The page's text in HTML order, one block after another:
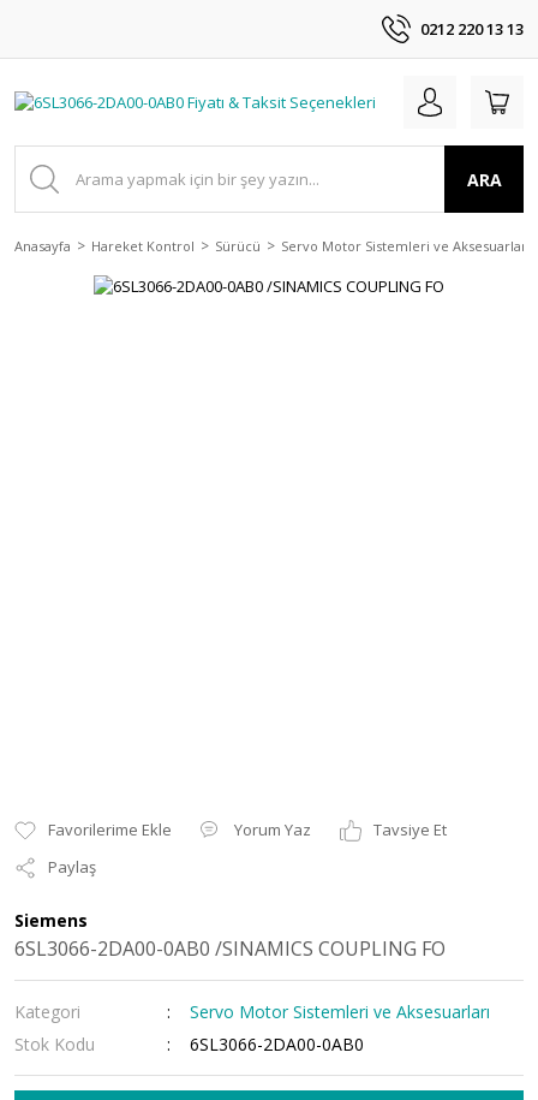
0212 220 13 13
ARA
Anasayfa Hareket Kontrol Sürücü Servo Motor Sistemleri ve Aksesuarları
Yorum Yaz
Tavsiye Et
Paylaş
Siemens
6SL3066-2DA00-0AB0 /SINAMICS COUPLING FO
Kategori
Servo Motor Sistemleri ve Aksesuarları
Stok Kodu
6SL3066-2DA00-0AB0